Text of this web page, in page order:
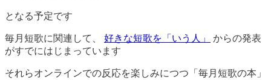
となる予定です
毎月短歌に関連して、 好きな短歌を「いう人」
からの発表
がすでにはじまっています
それらオンラインでの反応を楽しみにつつ「毎月短歌の本」